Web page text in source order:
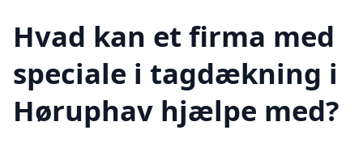
Hvad kan et firma med
speciale i tagdækning i
Høruphav hjælpe med?